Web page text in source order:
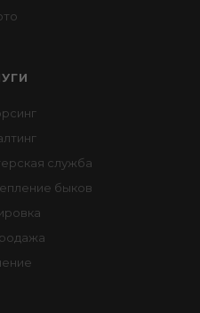
служба
быков